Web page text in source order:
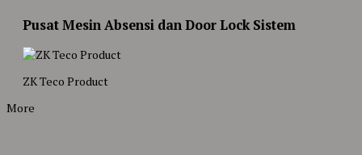
Pusat Mesin Absensi dan Door Lock Sistem
ZK Teco Product
More